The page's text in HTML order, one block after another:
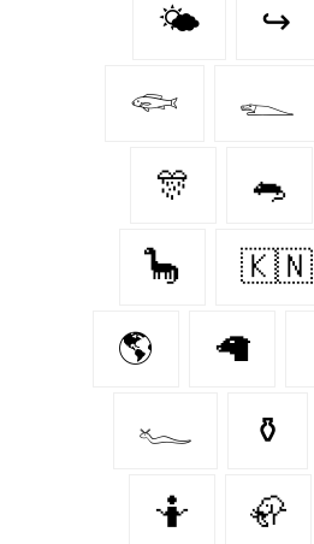
🌤️ ↪
𓆟 𓆍
🎊 🐀
🦕 🇰🇳
🌎 🦙
𓆑 ⚱️
🤷 🦣